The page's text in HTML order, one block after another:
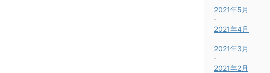
2021年5月
2021年4月
2021年3月
2021年2月